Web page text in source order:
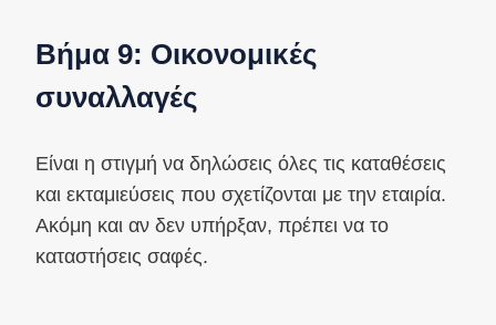
Βήμα 9: Οικονομικές
συναλλαγές
Είναι η στιγμή να δηλώσεις όλες τις καταθέσεις
και εκταμιεύσεις που σχετίζονται με την εταιρία.
Ακόμη και αν δεν υπήρξαν, πρέπει να το
καταστήσεις σαφές.